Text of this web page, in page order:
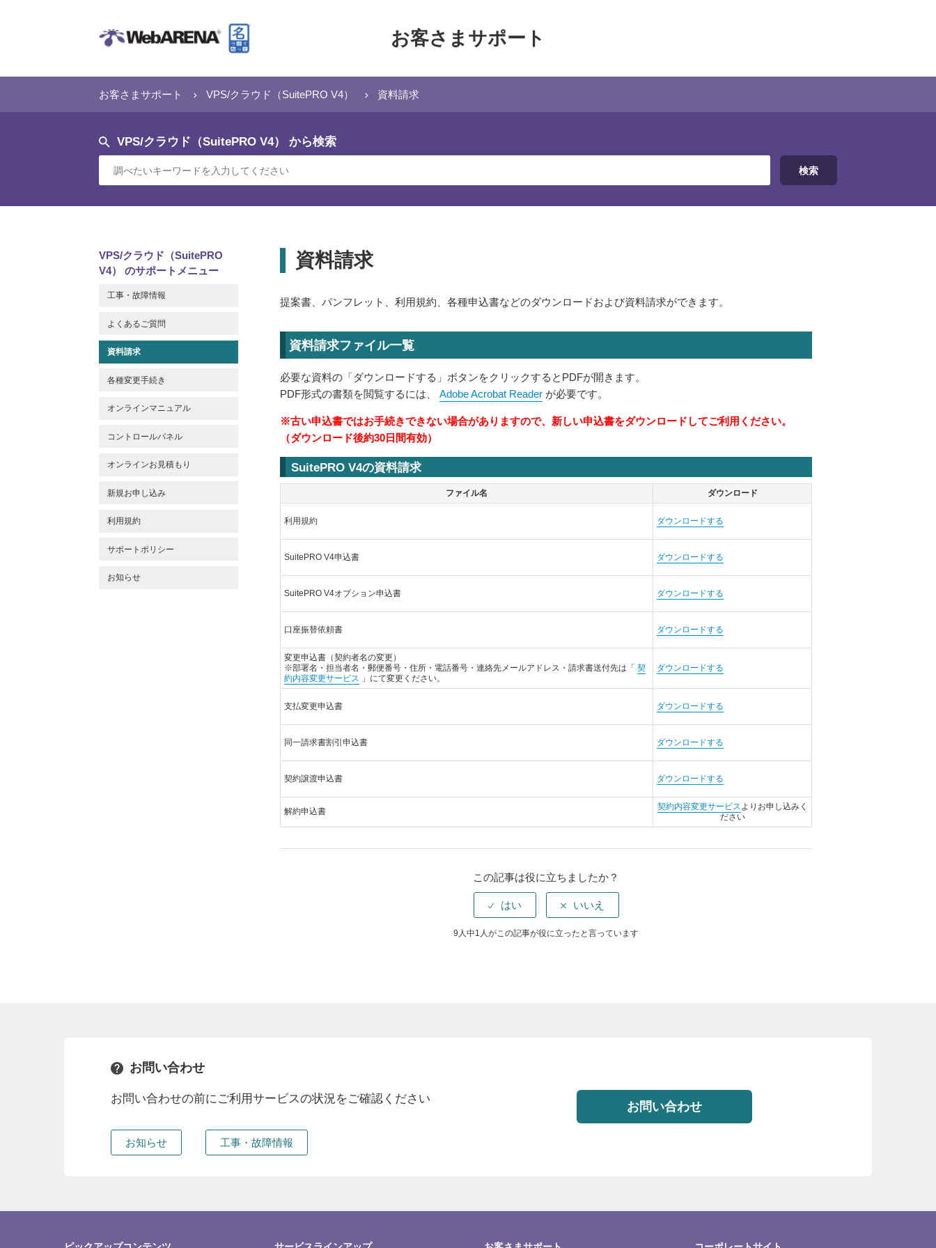
お客さまサポート
お客さまサポート VPS/クラウド（SuitePRO V4） 資料請求
VPS/クラウド（SuitePRO V4） から検索
VPS/クラウド（SuitePRO
V4） のサポートメニュー
工事・故障情報
よくあるご質問
資料請求
各種変更手続き
オンラインマニュアル
コントロールパネル
オンラインお見積もり
新規お申し込み
利用規約
サポートポリシー
お知らせ
資料請求
提案書、パンフレット、利用規約、各種申込書などのダウンロードおよび資料請求ができます。
資料請求ファイル一覧
必要な資料の「ダウンロードする」ボタンをクリックするとPDFが開きます。
PDF形式の書類を閲覧するには、 Adobe Acrobat Reader が必要です。
※古い申込書ではお手続きできない場合がありますので、新しい申込書をダウンロードしてご利用ください。
（ダウンロード後約30日間有効）
SuitePRO V4の資料請求
ファイル名 ダウンロード
利用規約 ダウンロードする
SuitePRO V4申込書 ダウンロードする
SuitePRO V4オプション申込書 ダウンロードする
口座振替依頼書 ダウンロードする
変更申込書（契約者名の変更）
※部署名・担当者名・郵便番号・住所・電話番号・連絡先メールアドレス・請求書送付先は「 契
約内容変更サービス
」にて変更ください。
ダウンロードする
支払変更申込書 ダウンロードする
同一請求書割引申込書 ダウンロードする
契約譲渡申込書 ダウンロードする
解約申込書 契約内容変更サービス よりお申し込みく
ださい
この記事は役に立ちましたか？
9人中1人がこの記事が役に立ったと言っています
お問い合わせ
お問い合わせの前にご利用サービスの状況をご確認ください
お知らせ 工事・故障情報
お問い合わせ